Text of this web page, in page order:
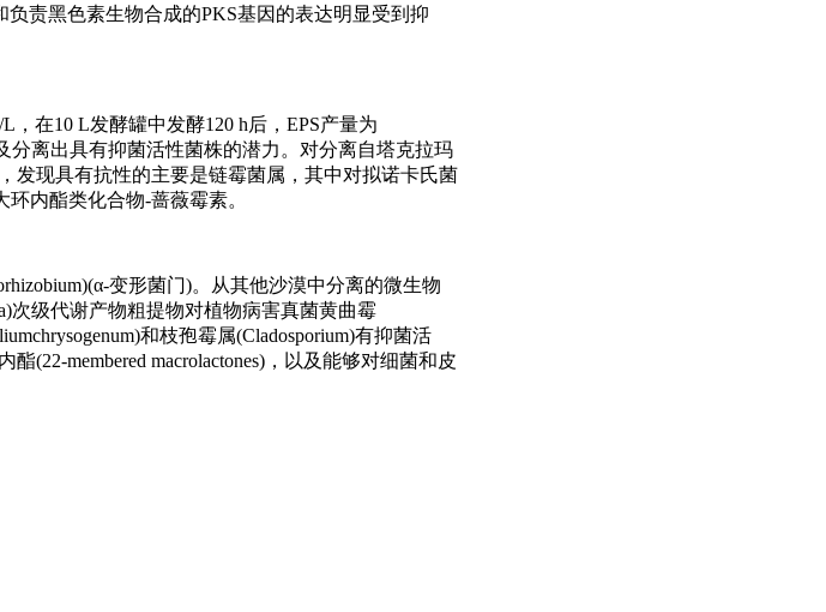
责黑色素生物合成的PKS基因的表达明显受到抑
，在10 L发酵罐中发酵120 h后，EPS产量为
分离出具有抑菌活性菌株的潜力。对分离自塔克拉玛
发现具有抗性的主要是链霉菌属，其中对拟诺卡氏菌
内酯类化合物-蔷薇霉素。
变形菌门)。从其他沙漠中分离的微生物
次级代谢产物粗提物对植物病害真菌黄曲霉
和枝孢霉属(Cladosporium)有抑菌活
(22-membered macrolactones)，以及能够对细菌和皮